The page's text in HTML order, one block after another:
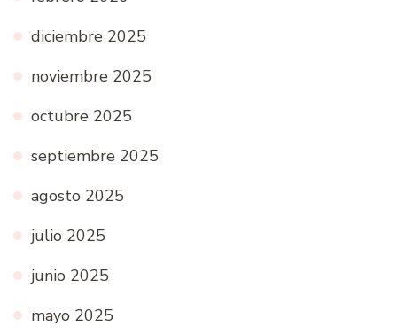
diciembre 2025
noviembre 2025
octubre 2025
septiembre 2025
agosto 2025
julio 2025
junio 2025
mayo 2025